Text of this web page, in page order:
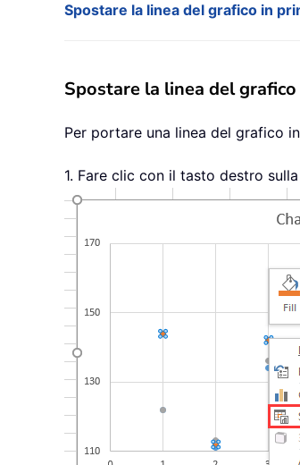
Spostare la linea del grafico in
Spostare la linea del
Per portare una linea del grafico
1. Fare clic con il tasto destro